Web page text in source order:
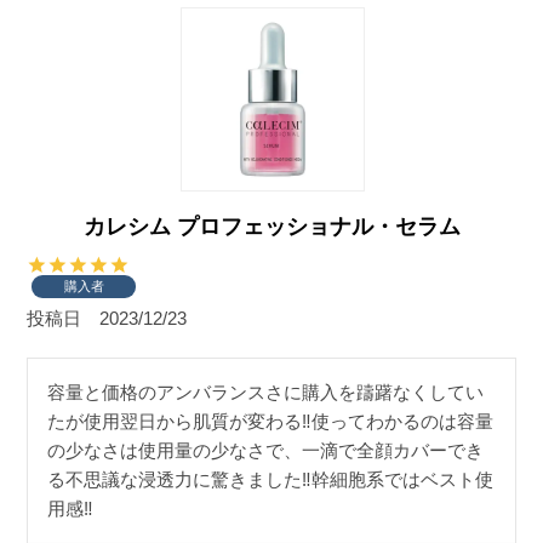
カレシム プロフェッショナル・セラム
購入者
投稿日 2023/12/23
容量と価格のアンバランスさに購入を躊躇なくしてい
たが使用翌日から肌質が変わる‼︎使ってわかるのは容量
の少なさは使用量の少なさで、一滴で全顔カバーでき
る不思議な浸透力に驚きました‼︎幹細胞系ではベスト使
用感‼︎